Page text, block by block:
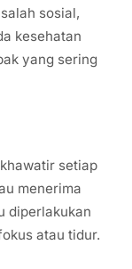
sosial,
kesehatan
yang sering
setiap
menerima
diperlakukan
atau tidur.